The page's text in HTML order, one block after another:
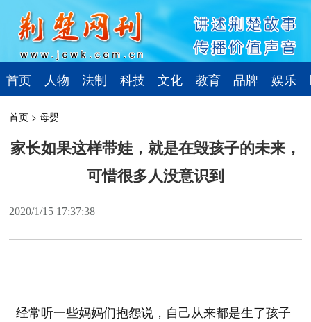
首页 人物 法制 科技 文化 教育 品牌 娱乐
首页 >母婴
家长如果这样带娃，就是在毁孩子的未来，
可惜很多人没意识到
2020/1/15 17:37:38
经常听一些妈妈们抱怨说，自己从来都是生了孩子